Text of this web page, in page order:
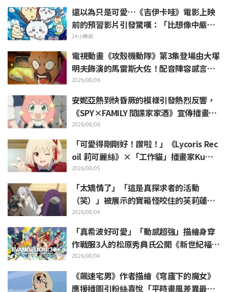
還以為只是可愛…《吉伊卡哇》電影上映
前的預習影片引發驚嘆：「比想像中嚴
苛」「講的簡直全都是勞動的事」反差感
驚呆網友
24小時前
電視動畫《攻殼機動隊》第3集登場由大塚
明夫飾演的馬雷斯大佐！配音陣容感言＆
結尾插畫公開
2026/08/06
安妮亞熱到快昏厥的模樣引發熱烈反響，
《SPY×FAMILY 間諜家家酒》宣傳插畫
「安妮亞、融化掉了」
2026/08/06
「可愛得剛剛好！讚啦！」《Lycoris Rec
oil 莉可麗絲》×「工作貓」插畫家Kuma
mine合作消息公開 引發「讚啦！」熱烈
迴響
2026/08/05
「太矯情了」「這是真探求者的活動
（笑）」被展示的寶箱怪咬住的芙莉蓮玩
偶引來大量吐槽《葬送的芙莉蓮》
2026/08/04
「真希波好可愛」「動感超強」描繪身穿
作戰服3人的松原秀典氏公開《新世紀福音
戰士》美麗手繪插圖引發反響
2026/08/04
《飆速宅男》作者描繪《穹廬下的魔女》
應援插圖引粉絲喜悅「平時畫風差異最大